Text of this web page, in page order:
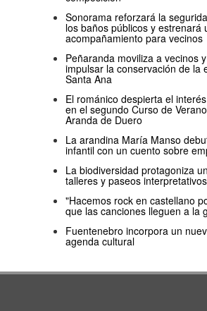
Sonorama reforzará la
los baños públicos y estrenará
acompañamiento para vecinos
Peñaranda moviliza a vecinos
impulsar la conservación de la
Santa Ana
El románico despierta el
en el segundo Curso de
Aranda de Duero
La arandina María Manso
infantil con un cuento sobre
La biodiversidad protagoniza
talleres y paseos interpretativos
"Hacemos rock en castellano
que las canciones lleguen a la
Fuentenebro incorpora un
agenda cultural